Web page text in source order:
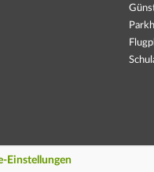
Einstellungen